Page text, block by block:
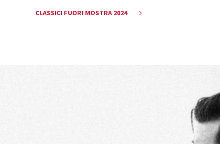
CLASSICI FUORI MOSTRA 2024